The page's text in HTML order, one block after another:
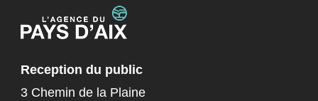
Reception du public
3 Chemin de la Plaine